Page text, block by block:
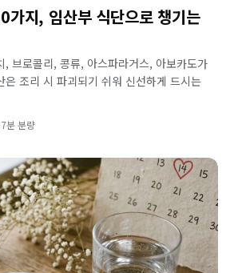
가지, 임산부 식단으로 챙기는
, 브로콜리, 콩류, 아스파라거스, 아보카도가
은 조리 시 파괴되기 쉬워 신선하게 드시는
7분 분량